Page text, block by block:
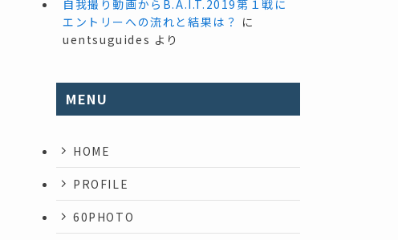
自我撮り動画からB.A.I.T.2019第１戦に
エントリーへの流れと結果は？ に
uentsuguides より
MENU
HOME
PROFILE
60PHOTO